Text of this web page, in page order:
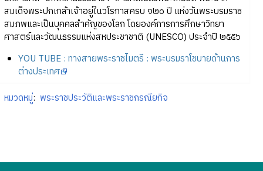
สมเด็จพระปกเกล้าเจ้าอยู่ในวโรกาสครบ ๑๒๐ ปี แห่งวันพระบรมราช
สมภพและเป็นบุคคลสำคัญของโลก โดยองค์การการศึกษาวิทยา
ศาสตร์และวัฒนธรรมแห่งสหประชาชาติ (UNESCO) ประจำปี ๒๕๕๖
YOU TUBE : ทางสายพระราชไมตรี : พระบรมราโชบายด้านการ
ต่างประเทศ
หมวดหมู่: พระราชประวัติและพระราชกรณียกิจ